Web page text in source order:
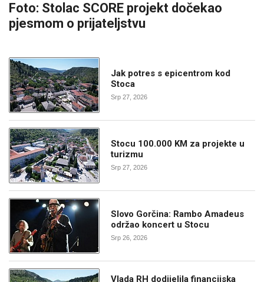
Foto: Stolac SCORE projekt dočekao
pjesmom o prijateljstvu
Jak potres s epicentrom kod
Stoca
Srp 27, 2026
Stocu 100.000 KM za projekte u
turizmu
Srp 27, 2026
Slovo Gorčina: Rambo Amadeus
održao koncert u Stocu
Srp 26, 2026
Vlada RH dodijelila financijska